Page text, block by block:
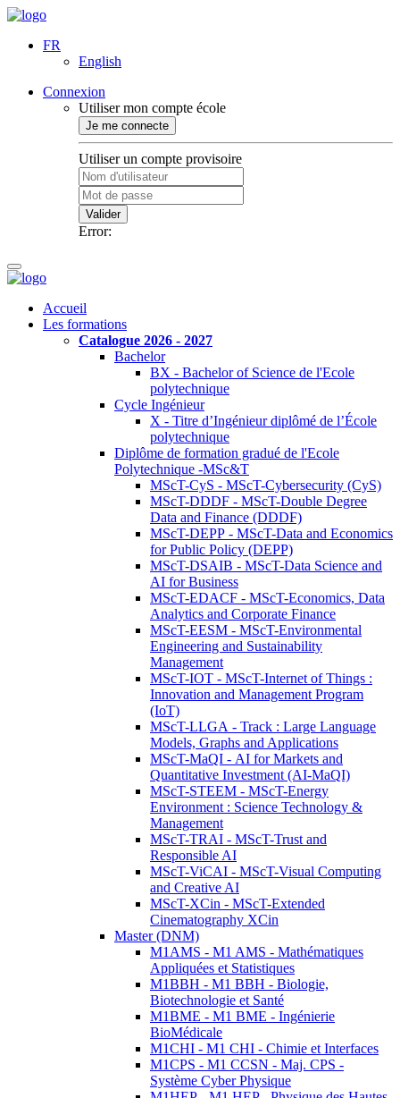
FR
English
Connexion
Utiliser mon compte école
Je me connecte
Utiliser un compte provisoire
Valider
Error:
Accueil
Les formations
Catalogue 2026 - 2027
Bachelor
BX - Bachelor of Science de l'Ecole
polytechnique
Cycle Ingénieur
X - Titre d’Ingénieur diplômé de l’École
polytechnique
Diplôme de formation gradué de l'Ecole
Polytechnique -MSc&T
MScT-CyS - MScT-Cybersecurity (CyS)
MScT-DDDF - MScT-Double Degree
Data and Finance (DDDF)
MScT-DEPP - MScT-Data and Economics
for Public Policy (DEPP)
MScT-DSAIB - MScT-Data Science and
AI for Business
MScT-EDACF - MScT-Economics, Data
Analytics and Corporate Finance
MScT-EESM - MScT-Environmental
Engineering and Sustainability
Management
MScT-IOT - MScT-Internet of Things :
Innovation and Management Program
(IoT)
MScT-LLGA - Track : Large Language
Models, Graphs and Applications
MScT-MaQI - AI for Markets and
Quantitative Investment (AI-MaQI)
MScT-STEEM - MScT-Energy
Environment : Science Technology &
Management
MScT-TRAI - MScT-Trust and
Responsible AI
MScT-ViCAI - MScT-Visual Computing
and Creative AI
MScT-XCin - MScT-Extended
Cinematography XCin
Master (DNM)
M1AMS - M1 AMS - Mathématiques
Appliquées et Statistiques
M1BBH - M1 BBH - Biologie,
Biotechnologie et Santé
M1BME - M1 BME - Ingénierie
BioMédicale
M1CHI - M1 CHI - Chimie et Interfaces
M1CPS - M1 CCSN - Maj. CPS -
Système Cyber Physique